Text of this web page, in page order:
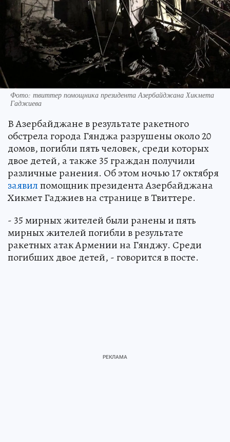
Фото: твиттер помощника президента Азербайджана Хикмета
Гаджиева
В Азербайджане в результате ракетного
обстрела города Гянджа разрушены около 20
домов, погибли пять человек, среди которых
двое детей, а также 35 граждан получили
различные ранения. Об этом ночью 17 октября
заявилпомощник президента Азербайджана
Хикмет Гаджиев на странице в Твиттере.
- 35 мирных жителей были ранены и пять
мирных жителей погибли в результате
ракетных атак Армении на Гянджу. Среди
погибших двое детей, - говорится в посте.